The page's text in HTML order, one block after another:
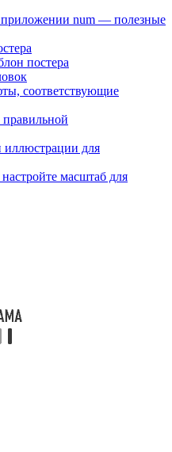
приложении num — полезные
постера
соответствующие
иллюстрации для
масштаб для